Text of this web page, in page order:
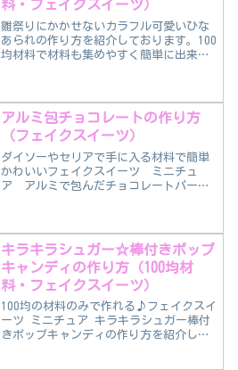
料・フェイクスイーツ）
雛祭りにかかせないカラフル可愛いひな
あられの作り方を紹介しております。100
均材料で材料も集めやすく簡単に出来上
アルミ包チョコレートの作り方
（フェイクスイーツ）
ダイソーやセリアで手に入る材料で簡単
かわいいフェイクスイーツ ミニチュ
ア アルミで包んだチョコレートパーツ
キラキラシュガー☆棒付きポップ
キャンディの作り方（100均材
料・フェイクスイーツ）
100均の材料のみで作れる♪フェイクスイ
ーツ ミニチュア キラキラシュガー棒付
きポップキャンディの作り方を紹介しま